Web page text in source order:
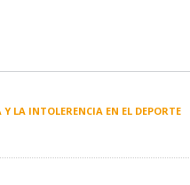
LA INTOLERENCIA EN EL DEPORTE